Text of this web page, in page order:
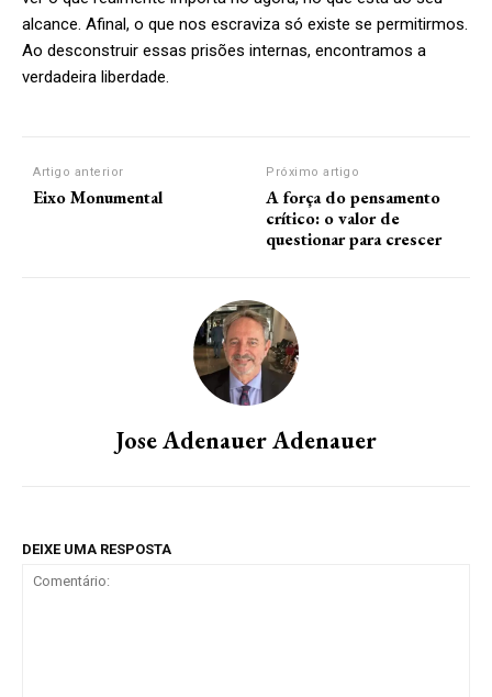
alcance. Afinal, o que nos escraviza só existe se permitirmos.
Ao desconstruir essas prisões internas, encontramos a
verdadeira liberdade.
Artigo anterior
Eixo Monumental
Próximo artigo
A força do pensamento
crítico: o valor de
questionar para crescer
Jose Adenauer Adenauer
DEIXE UMA RESPOSTA